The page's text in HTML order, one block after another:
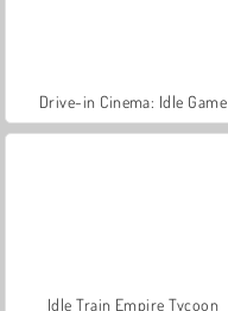
Drive-in Cinema: Idle Game
Idle Train Empire Tycoon